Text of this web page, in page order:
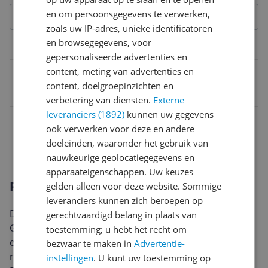
Overige kenmerken
Navulling
3700431447050
Productomschrijving
Diptyque Car Diffuser With 34 Boulevard Saint-
Germain Insert Interieurparfum 2,10 gram unisex. De
eau de parfum intense van Diptyque Interior is een
rijkere en vollere interpretatie van de originele geur.
en om persoonsgegevens te verwerken,
zoals uw IP-adres, unieke identificatoren
en browsegegevens, voor
gepersonaliseerde advertenties en
content, meting van advertenties en
content, doelgroepinzichten en
verbetering van diensten. Externe
leveranciers (1892) kunnen uw gegevens
ook verwerken voor deze en andere
doeleinden, waaronder het gebruik van
nauwkeurige geolocatiegegevens en
apparaateigenschappen. Uw keuzes
gelden alleen voor deze website. Sommige
leveranciers kunnen zich beroepen op
gerechtvaardigd belang in plaats van
toestemming; u hebt het recht om
bezwaar te maken inAdvertentie-
instellingen. U kunt uw toestemming op